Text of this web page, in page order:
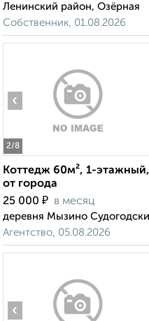
Ленинский район, Озёрная
Собственник, 01.08.2026
2/8
‹
Коттедж 60м², 1-
от города
25 000 ₽ в месяц
деревня Мызино
Агентство, 05.08.2026
‹